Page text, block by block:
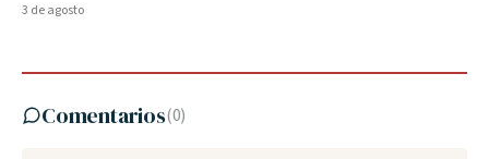
3 de agosto
Comentarios(0)